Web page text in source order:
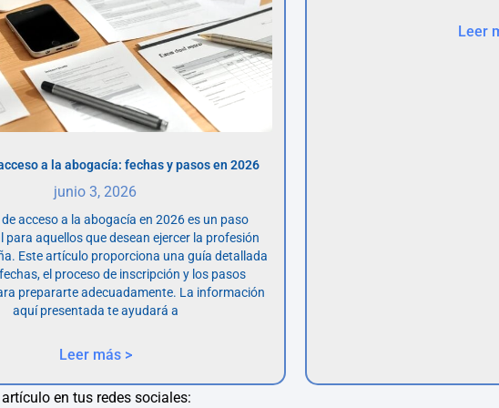
a la abogacía: fechas y pasos en 2026
junio 3, 2026
de acceso a la abogacía en 2026 es un paso
aquellos que desean ejercer la profesión
Este artículo proporciona una guía detallada
el proceso de inscripción y los pasos
prepararte adecuadamente. La información
aquí presentada te ayudará a
Leer más >
Leer
en tus redes sociales: